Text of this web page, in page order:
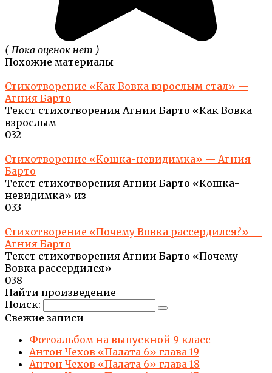
( Пока оценок нет )
Похожие материалы
Стихотворение «Как Вовка взрослым стал» —
Агния Барто
Текст стихотворения Агнии Барто «Как Вовка
взрослым
032
Стихотворение «Кошка-невидимка» — Агния
Барто
Текст стихотворения Агнии Барто «Кошка-
невидимка» из
033
Стихотворение «Почему Вовка рассердился?» —
Агния Барто
Текст стихотворения Агнии Барто «Почему
Вовка рассердился»
038
Найти произведение
Поиск:
Свежие записи
Фотоальбом на выпускной 9 класс
Антон Чехов «Палата 6» глава 19
Антон Чехов «Палата 6» глава 18